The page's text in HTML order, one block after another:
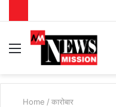
Menu
Home / कारोबार